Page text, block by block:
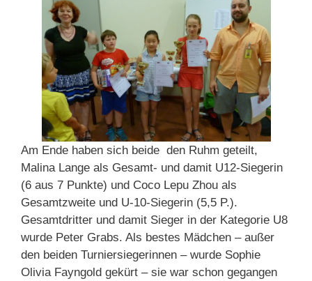
Am Ende haben sich beide den Ruhm geteilt,
Malina Lange als Gesamt- und damit U12-Siegerin
(6 aus 7 Punkte) und Coco Lepu Zhou als
Gesamtzweite und U-10-Siegerin (5,5 P.).
Gesamtdritter und damit Sieger in der Kategorie U8
wurde Peter Grabs. Als bestes Mädchen – außer
den beiden Turniersiegerinnen – wurde Sophie
Olivia Fayngold gekürt – sie war schon gegangen